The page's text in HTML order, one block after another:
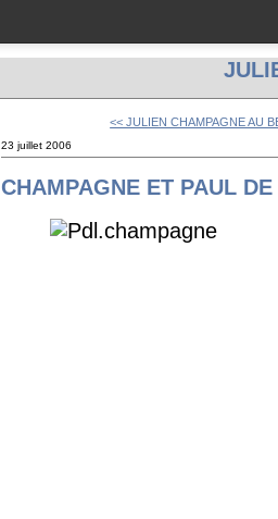
<< JULIEN CHAMPAGNE AU
23 juillet 2006
CHAMPAGNE ET PAUL